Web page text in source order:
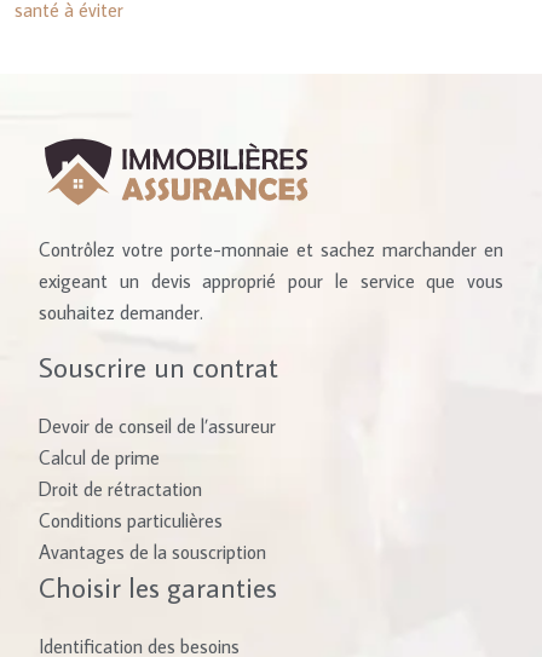
santé à éviter
Contrôlez votre porte-monnaie et sachez marchander en
exigeant un devis approprié pour le service que vous
souhaitez demander.
Souscrire un contrat
Devoir de conseil de l’assureur
Calcul de prime
Droit de rétractation
Conditions particulières
Avantages de la souscription
Choisir les garanties
Identification des besoins